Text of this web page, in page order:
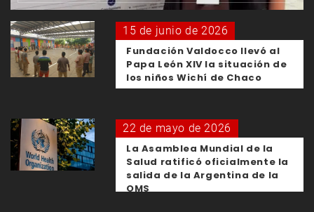
15 de junio de 2026
Fundación Valdocco llevó al
Papa León XIV la situación de
los niños Wichí de Chaco
22 de mayo de 2026
La Asamblea Mundial de la
Salud ratificó oficialmente la
salida de la Argentina de la
OMS